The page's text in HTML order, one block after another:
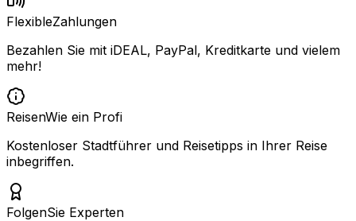
FlexibleZahlungen
Bezahlen Sie mit iDEAL, PayPal, Kreditkarte und vielem
mehr!
ReisenWie ein Profi
Kostenloser Stadtführer und Reisetipps in Ihrer Reise
inbegriffen.
FolgenSie Experten